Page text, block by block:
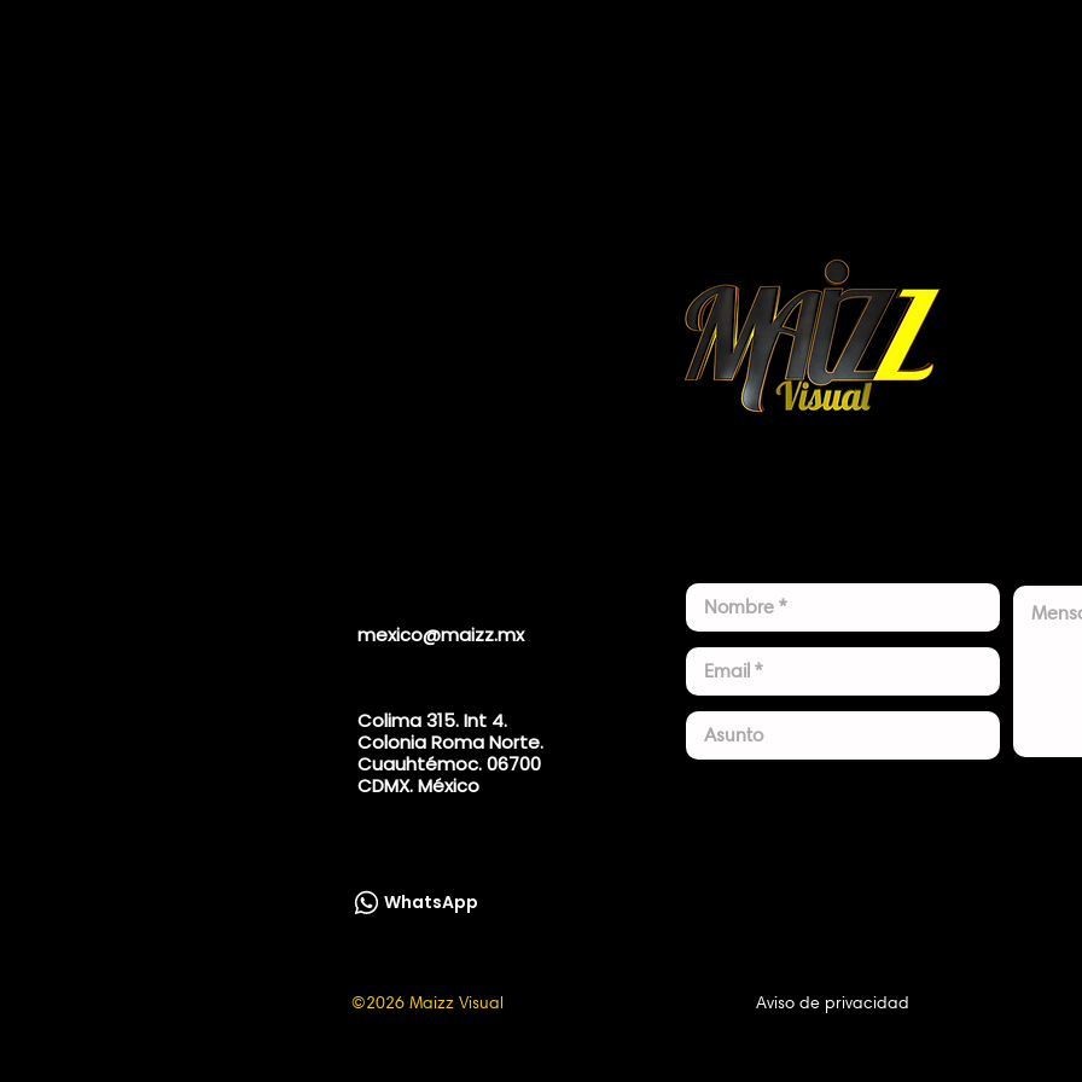
mexico@maizz.mx
Colima 315. Int 4.
Colonia Roma Norte.
Cuauhtémoc. 06700
CDMX. México
WhatsApp
©2026 Maizz Visual Aviso de privacidad